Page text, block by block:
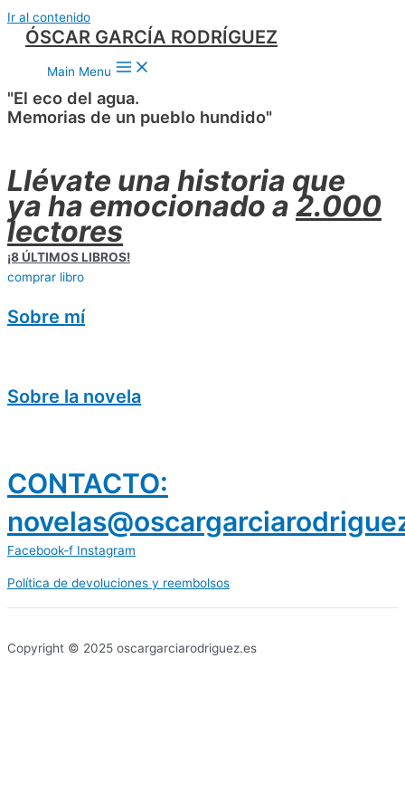
Ir al contenido
ÓSCAR GARCÍA RODRÍGUEZ
Main Menu
"El eco del agua.
Memorias de un pueblo hundido"
Llévate una historia que
ya ha emocionado a 2.000
lectores
¡8 ÚLTIMOS LIBROS!
comprar libro
Sobre mí
Sobre la novela
CONTACTO:
Facebook-f Instagram
Política de devoluciones y reembolsos
Copyright © 2025 oscargarciarodriguez.es